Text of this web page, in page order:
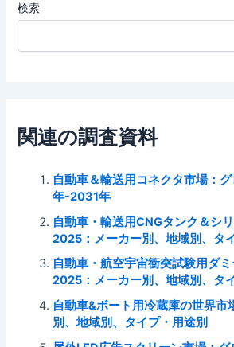
検索
関連の調査資料
自動車＆輸送用コネクタ市場：
年-2031年
自動車・輸送用CNGタンク＆シ
2025：メーカー別、地域別、タ
自動車・航空宇宙衝突試験用ダ
2025：メーカー別、地域別、タ
自動車&ボート用冷蔵庫の世界
別、地域別、タイプ・用途別